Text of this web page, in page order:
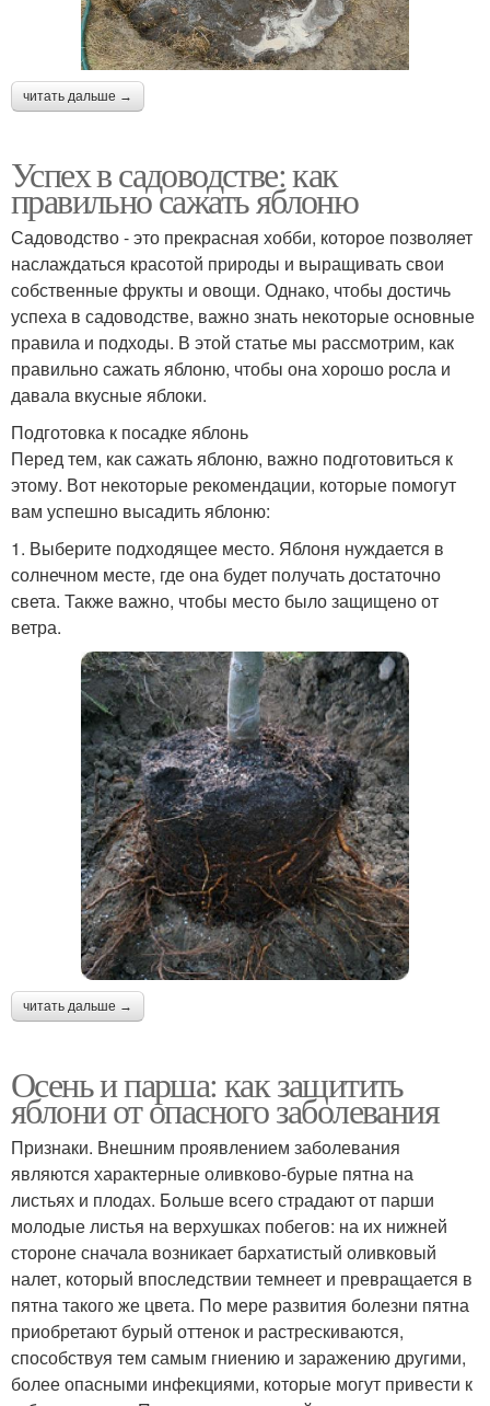
читать дальше →
Успех в садоводстве: как
правильно сажать яблоню
Садоводство - это прекрасная хобби, которое позволяет
наслаждаться красотой природы и выращивать свои
собственные фрукты и овощи. Однако, чтобы достичь
успеха в садоводстве, важно знать некоторые основные
правила и подходы. В этой статье мы рассмотрим, как
правильно сажать яблоню, чтобы она хорошо росла и
давала вкусные яблоки.
Подготовка к посадке яблонь
Перед тем, как сажать яблоню, важно подготовиться к
этому. Вот некоторые рекомендации, которые помогут
вам успешно высадить яблоню:
1. Выберите подходящее место. Яблоня нуждается в
солнечном месте, где она будет получать достаточно
света. Также важно, чтобы место было защищено от
ветра.
читать дальше →
Осень и парша: как защитить
яблони от опасного заболевания
Признаки. Внешним проявлением заболевания
являются характерные оливково-бурые пятна на
листьях и плодах. Больше всего страдают от парши
молодые листья на верхушках побегов: на их нижней
стороне сначала возникает бархатистый оливковый
налет, который впоследствии темнеет и превращается в
пятна такого же цвета. По мере развития болезни пятна
приобретают бурый оттенок и растрескиваются,
способствуя тем самым гниению и заражению другими,
более опасными инфекциями, которые могут привести к